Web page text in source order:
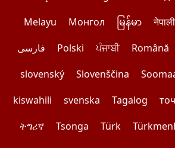
Melayu
Монгол မြန်မာ नेपाली
فارسی
Polski ਪੰਜਾਬੀ Română
slovenský
Slovenščina
kiswahili
svenska Tagalog
ትግሪኛ
Tsonga Türk